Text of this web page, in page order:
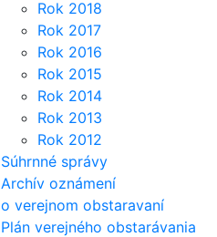
Rok 2018
Rok 2017
Rok 2016
Rok 2015
Rok 2014
Rok 2013
Rok 2012
Súhrnné správy
Archív oznámení
o verejnom obstaravaní
Plán verejného obstarávania